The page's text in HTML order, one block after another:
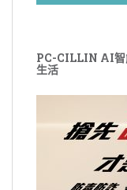
PC-CILLIN AI智
生活